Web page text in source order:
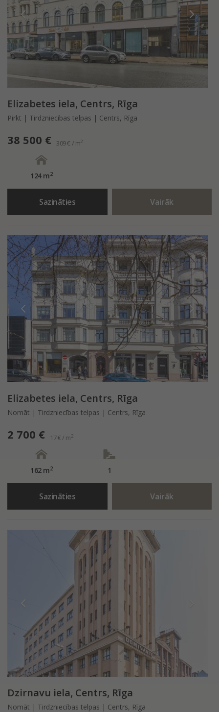
Elizabetes iela, Centrs, Rīga
Pirkt | Tirdzniecības telpas | Centrs, Rīga
38 500 € 309 € / m2
124 m2
Sazināties Vairāk
Elizabetes iela, Centrs, Rīga
Nomāt | Tirdzniecības telpas | Centrs, Rīga
2 700 € 17 € / m2
162 m2 1
Sazināties Vairāk
Dzirnavu iela, Centrs, Rīga
Nomāt | Tirdzniecības telpas | Centrs, Rīga